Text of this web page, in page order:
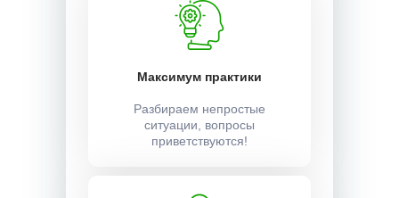
Максимум практики
Разбираем непростые
ситуации, вопросы
приветствуются!